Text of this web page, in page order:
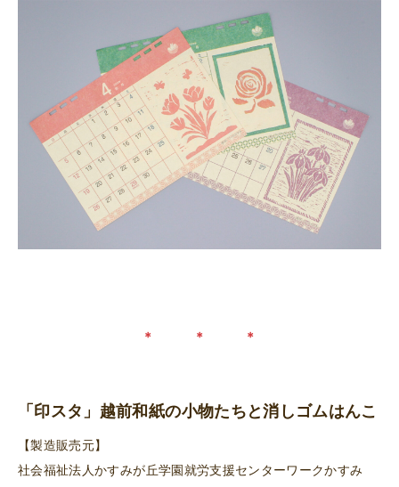
＊ ＊ ＊
「印スタ」越前和紙の小物たちと消しゴムはんこ
【製造販売元】
社会福祉法人かすみが丘学園就労支援センターワークかすみ